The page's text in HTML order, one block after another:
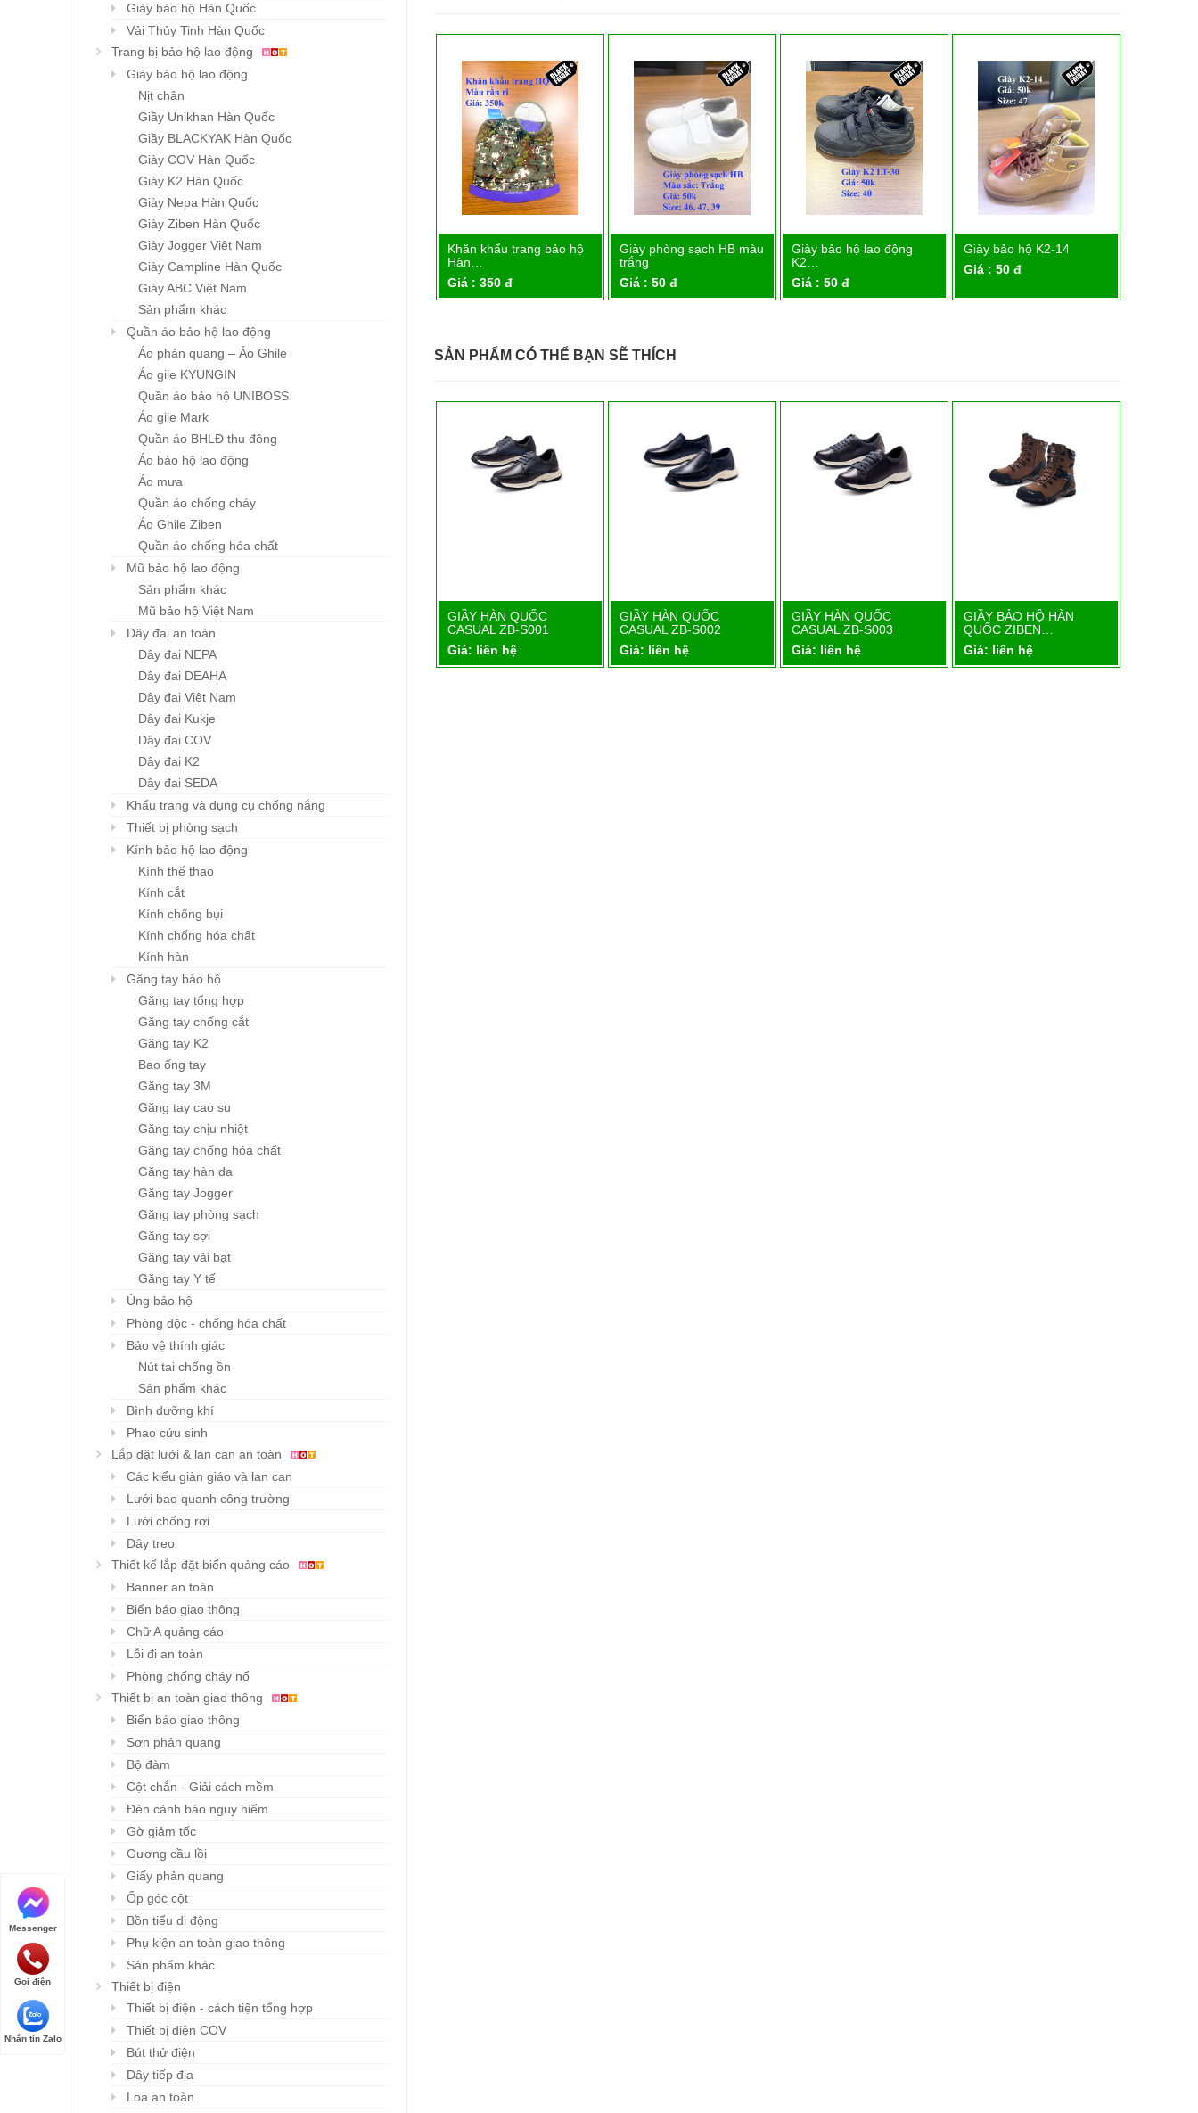
Giày bảo hộ Hàn Quốc
Vải Thủy Tinh Hàn Quốc
Trang bị bảo hộ lao động
Giày bảo hộ lao động
Nịt chân
Giầy Unikhan Hàn Quốc
Giầy BLACKYAK Hàn Quốc
Giày COV Hàn Quốc
Giày K2 Hàn Quốc
Giày Nepa Hàn Quốc
Giày Ziben Hàn Quốc
Giày Jogger Việt Nam
Giày Campline Hàn Quốc
Giày ABC Việt Nam
Sản phẩm khác
Quần áo bảo hộ lao động
Áo phản quang – Áo Ghile
Áo gile KYUNGIN
Quần áo bảo hộ UNIBOSS
Áo gile Mark
Quần áo BHLĐ thu đông
Áo bảo hộ lao động
Áo mưa
Quần áo chống cháy
Áo Ghile Ziben
Quần áo chống hóa chất
Mũ bảo hộ lao động
Sản phẩm khác
Mũ bảo hộ Việt Nam
Dây đai an toàn
Dây đai NEPA
Dây đai DEAHA
Dây đai Việt Nam
Dây đai Kukje
Dây đai COV
Dây đai K2
Dây đai SEDA
Khẩu trang và dụng cụ chống nắng
Thiết bị phòng sạch
Kính bảo hộ lao động
Kính thể thao
Kính cắt
Kính chống bụi
Kính chống hóa chất
Kính hàn
Găng tay bảo hộ
Găng tay tổng hợp
Găng tay chống cắt
Găng tay K2
Bao ống tay
Găng tay 3M
Găng tay cao su
Găng tay chịu nhiệt
Găng tay chống hóa chất
Găng tay hàn da
Găng tay Jogger
Găng tay phòng sạch
Găng tay sợi
Găng tay vải bạt
Găng tay Y tế
Ủng bảo hộ
Phòng độc - chống hóa chất
Bảo vệ thính giác
Nút tai chống ồn
Sản phẩm khác
Bình dưỡng khí
Phao cứu sinh
Lắp đặt lưới & lan can an toàn
Các kiểu giàn giáo và lan can
Lưới bao quanh công trường
Lưới chống rơi
Dây treo
Thiết kế lắp đặt biển quảng cáo
Banner an toàn
Biển báo giao thông
Chữ A quảng cáo
Lỗi đi an toàn
Phòng chống cháy nổ
Thiết bị an toàn giao thông
Biển báo giao thông
Sơn phản quang
Bộ đàm
Cột chắn - Giải cách mềm
Đèn cảnh báo nguy hiểm
Gờ giảm tốc
Gương cầu lồi
Giấy phản quang
Ốp góc cột
Bồn tiểu di động
Phụ kiện an toàn giao thông
Sản phẩm khác
Thiết bị điện
Thiết bị điện - cách tiện tổng hợp
Thiết bị điện COV
Bút thử điện
Dây tiếp địa
Loa an toàn
Chi tiết
Khăn khẩu trang bảo hộ
Hàn…
Giá : 350 đ
Chi tiết
Giày phòng sạch HB màu
trắng
Giá : 50 đ
Chi tiết
Giày bảo hộ lao động
K2…
Giá : 50 đ
Chi tiết
Giày bảo hộ K2-14
Giá : 50 đ
SẢN PHẨM CÓ THỂ BẠN SẼ THÍCH
Khẩu trang đa năng
Karnik
Giá: liên hệ
Chi tiết
GIẦY HÀN QUỐC
CASUAL ZB-S001
Giá: liên hệ
Chi tiết
GIẦY HÀN QUỐC
CASUAL ZB-S002
Giá: liên hệ
Chi tiết
GIẦY HÀN QUỐC
CASUAL ZB-S003
Giá: liên hệ
Chi tiết
GIẦY BẢO HỘ HÀN
QUỐC ZIBEN…
Giá: liên hệ
Messenger
Gọi điện
Nhắn tin Zalo